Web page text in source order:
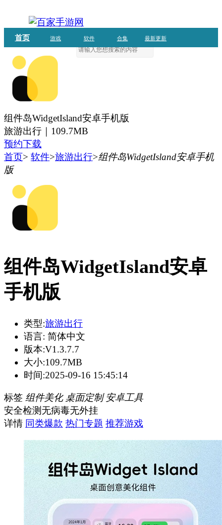
首页 游戏 软件 合集 最新更新
组件岛WidgetIsland安卓手机版
旅游出行｜ 109.7MB
预约下载
首页> 软件>旅游出行>组件岛WidgetIsland安卓手机
版
组件岛WidgetIsland安卓
手机版
类型:旅游出行
语言: 简体中文
版本:V1.3.7.7
大小:109.7MB
时间:2025-09-16 15:45:14
标签 组件美化 桌面定制 安卓工具
安全检测 无病毒无外挂
详情 同类爆款 热门专题 推荐游戏